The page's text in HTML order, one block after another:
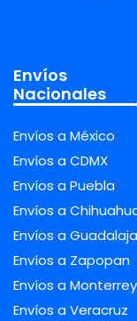
Envíos
Nacionales
Envíos a México
Envíos a CDMX
Envíos a Puebla
Envíos a
Envíos a
Envíos a Zapopan
Envíos a Monterrey
Envíos a Veracruz